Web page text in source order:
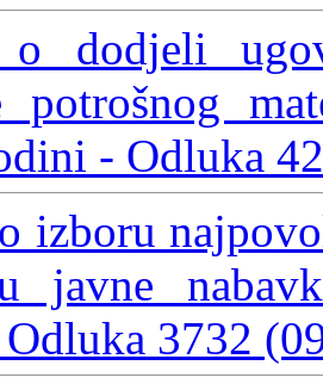
o dodjeli
potrošnog
- Odluka
izboru
javne
3732